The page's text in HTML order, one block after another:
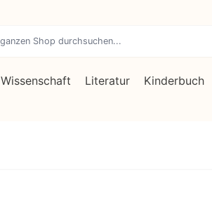
Wissenschaft Literatur Kinderbuch